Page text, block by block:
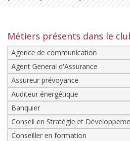
Métiers présents dans le
Agence de communication
Agent General d'Assurance
Assureur prévoyance
Auditeur énergétique
Banquier
Conseil en Stratégie et
Conseiller en formation